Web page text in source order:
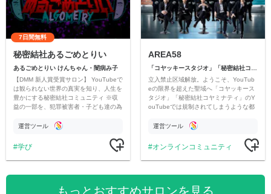
7日間無料
秘密結社あるごめとりい
あるごめとりい けんちゃん・闇病み子
【DMM 新人賞受賞サロン】 YouTubeで
は観られない世界の真実を知り、人生を
豊かにする秘密結社コミュニティ ※収
益の一部を、犯罪被害者・子ども達の為
す運営ツール
学び
AREA58
立入禁止区域解放。ようこそ、YouTub
eの限界を超えた聖域へ「コヤッキース
タジオ」「秘密結社コヤミナティ」のY
ouTubeでは規制されてしまうような都
公開。
運営ツール
オンラインコミュニティ
もっとおすすめサロンを見る